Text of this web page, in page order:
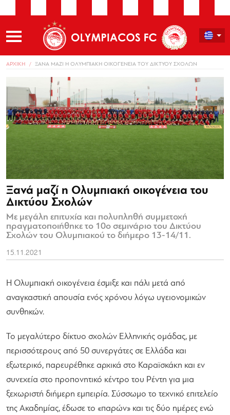
ΑΡΧΙΚΗ ΞΑΝΑ ΜΑΖΙ Η ΟΛΥΜΠΙΑΚΗ ΟΙΚΟΓΕΝΕΙΑ ΤΟΥ ΔΙΚΤΥΟΥ ΣΧΟΛΩΝ
Ξανά μαζί η Ολυμπιακή οικογένεια του
Δικτύου Σχολών
Με μεγάλη επιτυχία και πολυπληθή συμμετοχή
πραγματοποιήθηκε το 10ο σεμινάριο του Δικτύου
Σχολών του Ολυμπιακού το διήμερο 13-14/11.
15.11.2021
Η Ολυμπιακή οικογένεια έσμιξε και πάλι μετά από
αναγκαστική απουσία ενός χρόνου λόγω υγειονομικών
συνθηκών.
Το μεγαλύτερο δίκτυο σχολών Ελληνικής ομάδας, με
περισσότερους από 50 συνεργάτες σε Ελλάδα και
εξωτερικό, παρευρέθηκε αρχικά στο Καραϊσκάκη και εν
συνεχεία στο προπονητικό κέντρο του Ρέντη για μια
ξεχωριστή διήμερη εμπειρία. Σύσσωμο το τεχνικό επιτελείο
της Ακαδημίας, έδωσε το «παρών» και τις δύο ημέρες ενώ